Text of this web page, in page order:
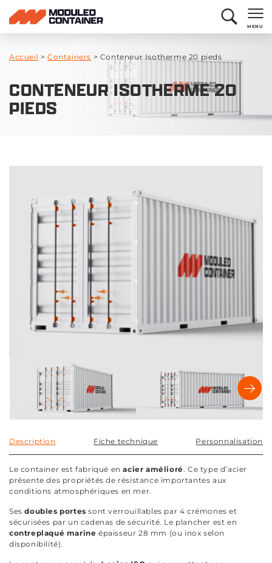
MENU
Accueil >Containers > Conteneur Isotherme 20 pieds
CONTENEUR ISOTHERME 20
PIEDS
Description Fiche technique Personnalisation
Le container est fabriqué enacier amélioré. Ce type d’acier
présente des propriétés de résistance importantes aux
conditions atmosphériques en mer.
Sesdoubles portes sont verrouillables par 4 crémones et
sécurisées par un cadenas de sécurité. Le plancher est en
contreplaqué marine épaisseur 28 mm (ou inox selon
disponibilité).